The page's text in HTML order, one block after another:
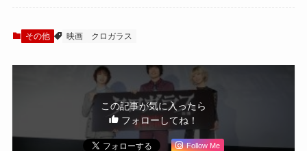
その他 映画 クロガラス
この記事が気に入ったら
フォローしてね！
Follow Me